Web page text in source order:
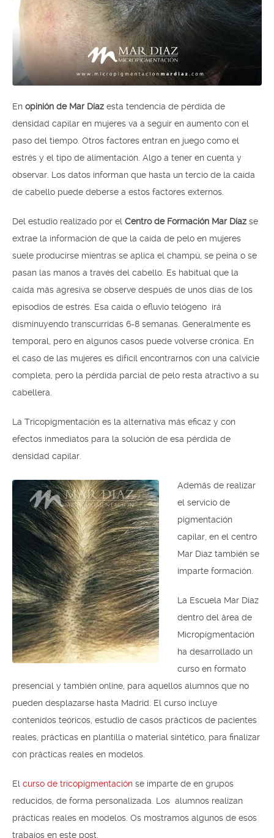
En opinión de Mar Díaz esta tendencia de pérdida de
densidad capilar en mujeres va a seguir en aumento con el
paso del tiempo. Otros factores entran en juego como el
estrés y el tipo de alimentación. Algo a tener en cuenta y
observar. Los datos informan que hasta un tercio de la caída
de cabello puede deberse a estos factores externos.
Del estudio realizado por el Centro de Formación Mar Díaz se
extrae la información de que la caída de pelo en mujeres
suele producirse mientras se aplica el champú, se peina o se
pasan las manos a través del cabello. Es habitual que la
caída más agresiva se observe después de unos días de los
episodios de estrés. Esa caída o efluvio telógeno irá
disminuyendo transcurridas 6-8 semanas. Generalmente es
temporal, pero en algunos casos puede volverse crónica. En
el caso de las mujeres es difícil encontrarnos con una calvicie
completa, pero la pérdida parcial de pelo resta atractivo a su
cabellera.
La Tricopigmentación es la alternativa más eficaz y con
efectos inmediatos para la solución de esa pérdida de
densidad capilar.
Además de realizar
el servicio de
pigmentación
capilar, en el centro
Mar Díaz también se
imparte formación.
La Escuela Mar Díaz
dentro del área de
Micropigmentación
ha desarrollado un
curso en formato
presencial y también online, para aquellos alumnos que no
pueden desplazarse hasta Madrid. El curso incluye
contenidos teóricos, estudio de casos prácticos de pacientes
reales, prácticas en plantilla o material sintético, para finalizar
con prácticas reales en modelos.
El curso de tricopigmentación se imparte de en grupos
reducidos, de forma personalizada. Los alumnos realizan
prácticas reales en modelos. Os mostramos algunos de esos
trabajos en este post.